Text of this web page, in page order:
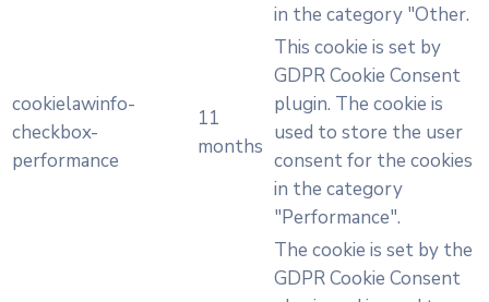
in the category "Other.
cookielawinfo-
checkbox-
performance
11
months
This cookie is set by
GDPR Cookie Consent
plugin. The cookie is
used to store the user
consent for the cookies
in the category
"Performance".
The cookie is set by the
GDPR Cookie Consent